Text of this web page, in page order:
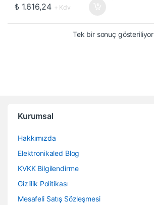
₺1.616,24 + Kdv
Tek bir sonuç gösteriliyor
Kurumsal
Hakkımızda
Elektronikaled Blog
KVKK Bilgilendirme
Gizlilik Politikası
Mesafeli Satış Sözleşmesi